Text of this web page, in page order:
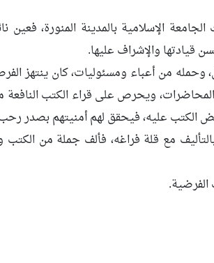
الإسلامية بالمدينة المنورة، فعين
قيادتها والإشراف عليها.
من أعباء ومسئوليات، كان ينتهز
المحاضرات، ويحرص على قراء الكتب
الكتب عليه، فيحقق لهم أمنيتهم بصدر
مع قلة فراغه، فألف جملة من
الفرضية.